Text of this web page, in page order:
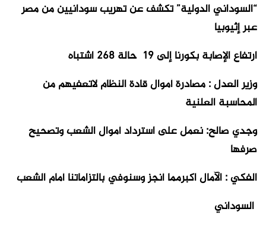
“السوداني الدولية” تكشف عن تهريب سودانيين من مصر
عبر إثيوبيا
ارتفاع الإصابة بكورنا إلى 19 حالة 268 اشتباه
وزير العدل : مصادرة أموال قادة النظام لاتعفيهم من
المحاسبة العلنية
وجدي صالح: نعمل على استرداد أموال الشعب وتصحيح
صرفها
الفكي : الآمال اكبرمما أنجز وسنوفي بالتزاماتنا أمام الشعب
السوداني